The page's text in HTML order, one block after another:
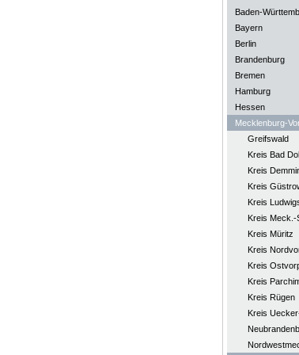
Baden-
Bayern
Berlin
Brandenburg
Bremen
Hamburg
Hessen
Mecklenburg-
Greifswald
Kreis Bad
Kreis
Kreis
Kreis
Kreis Meck.-
Kreis Müritz
Kreis
Kreis
Kreis
Kreis Rügen
Kreis